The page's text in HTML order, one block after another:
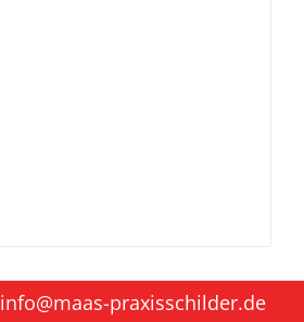
info@maas-praxisschilder.de